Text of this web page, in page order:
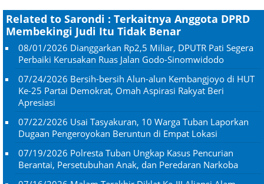
Related to Sarondi : Terkaitnya Anggota DPRD
Membekingi Judi Itu Tidak Benar
08/01/2026 Dianggarkan Rp2,5 Miliar, DPUTR Pati Segera
Perbaiki Kerusakan Ruas Jalan Godo-Sinomwidodo
07/24/2026 Bersih-bersih Alun-alun Kembangjoyo di HUT
Ke-25 Partai Demokrat, Omah Aspirasi Rakyat Beri
Apresiasi
07/22/2026 Usai Tasyakuran, 10 Warga Tuban Laporkan
Dugaan Pengeroyokan Beruntun di Empat Lokasi
07/19/2026 Polresta Tuban Ungkap Kasus Pencurian
Berantai, Persetubuhan Anak, dan Peredaran Narkoba